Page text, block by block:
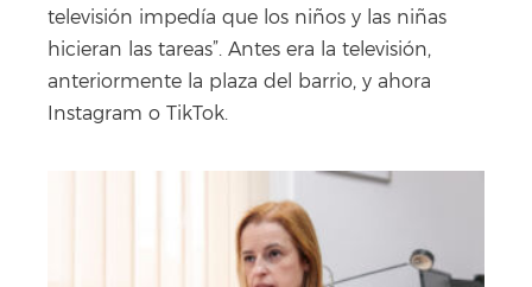
televisión impedía que los niños y las niñas
hicieran las tareas”. Antes era la televisión,
anteriormente la plaza del barrio, y ahora
Instagram o TikTok.